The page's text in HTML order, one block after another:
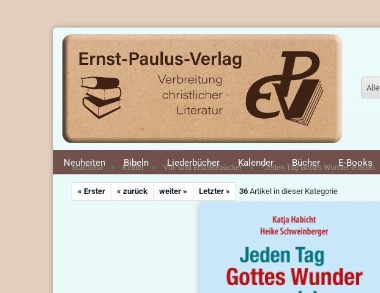
Alle
Neuheiten Bibeln Liederbücher Kalender Bücher E-Books
Startseite » Kinder » Vor- und Erstlesebücher » *Jeden Tag Gottes Wunder erleben
« Erster « zurück weiter » Letzter » 36 Artikel in dieser Kategorie